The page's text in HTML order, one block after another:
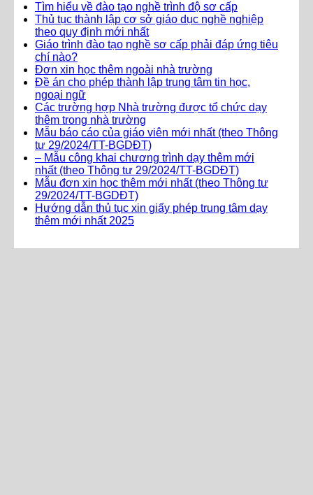
Tìm hiểu về đào tạo nghề trình độ sơ cấp
Thủ tục thành lập cơ sở giáo dục nghề nghiệp
theo quy định mới nhất
Giáo trình đào tạo nghề sơ cấp phải đáp ứng tiêu
chí nào?
Đơn xin học thêm ngoài nhà trường
Đề án cho phép thành lập trung tâm tin học,
ngoại ngữ
Các trường hợp Nhà trường được tổ chức dạy
thêm trong nhà trường
Mẫu báo cáo của giáo viên mới nhất (theo Thông
tư 29/2024/TT-BGDĐT)
– Mẫu công khai chương trình dạy thêm mới
nhất (theo Thông tư 29/2024/TT-BGDĐT)
Mẫu đơn xin học thêm mới nhất (theo Thông tư
29/2024/TT-BGDĐT)
Hướng dẫn thủ tục xin giấy phép trung tâm dạy
thêm mới nhất 2025